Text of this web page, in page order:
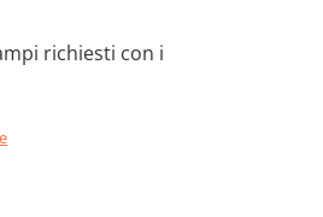
richiesti con i